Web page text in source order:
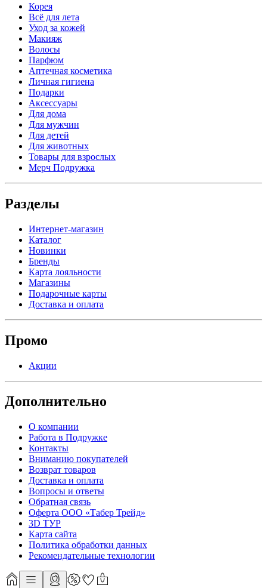
Корея
Всё для лета
Уход за кожей
Макияж
Волосы
Парфюм
Аптечная косметика
Личная гигиена
Подарки
Аксессуары
Для дома
Для мужчин
Для детей
Для животных
Товары для взрослых
Мерч Подружка
Разделы
Интернет-магазин
Каталог
Новинки
Бренды
Карта лояльности
Магазины
Подарочные карты
Доставка и оплата
Промо
Акции
Дополнительно
О компании
Работа в Подружке
Контакты
Вниманию покупателей
Возврат товаров
Доставка и оплата
Вопросы и ответы
Обратная связь
Оферта ООО «Табер Трейд»
3D ТУР
Карта сайта
Политика обработки данных
Рекомендательные технологии